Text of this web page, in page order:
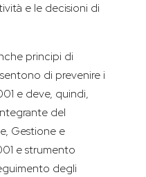
e le decisioni di
principi di
di prevenire i
e deve, quindi,
del
Gestione e
e strumento
degli